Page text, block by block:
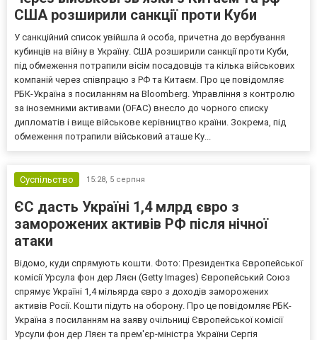
США розширили санкції проти Куби
У санкційний список увійшла й особа, причетна до вербування
кубинців на війну в Україну. США розширили санкції проти Куби,
під обмеження потрапили вісім посадовців та кілька військових
компаній через співпрацю з РФ та Китаєм. Про це повідомляє
РБК-Україна з посиланням на Bloomberg. Управління з контролю
за іноземними активами (OFAC) внесло до чорного списку
дипломатів і вище військове керівництво країни. Зокрема, під
обмеження потрапили військовий аташе Ку...
Суспільство 15:28, 5 серпня
ЄС дасть Україні 1,4 млрд євро з
заморожених активів РФ після нічної
атаки
Відомо, куди спрямують кошти. Фото: Президентка Європейської
комісії Урсула фон дер Ляєн (Getty Images) Європейський Союз
спрямує Україні 1,4 мільярда євро з доходів заморожених
активів Росії. Кошти підуть на оборону. Про це повідомляє РБК-
Україна з посиланням на заяву очільниці Європейської комісії
Урсули фон дер Ляєн та прем'єр-міністра України Сергія